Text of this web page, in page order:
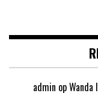
admin op